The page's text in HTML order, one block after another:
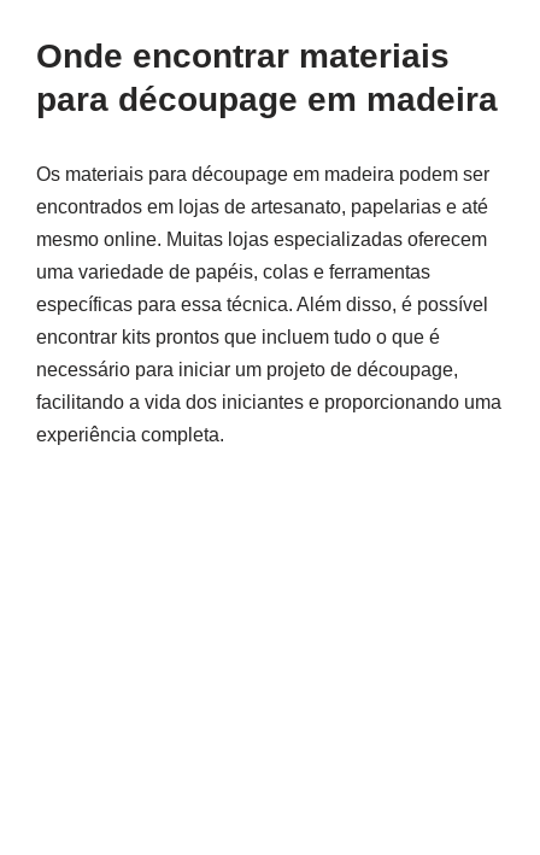
Onde encontrar materiais
para découpage em madeira
Os materiais para découpage em madeira podem ser
encontrados em lojas de artesanato, papelarias e até
mesmo online. Muitas lojas especializadas oferecem
uma variedade de papéis, colas e ferramentas
específicas para essa técnica. Além disso, é possível
encontrar kits prontos que incluem tudo o que é
necessário para iniciar um projeto de découpage,
facilitando a vida dos iniciantes e proporcionando uma
experiência completa.